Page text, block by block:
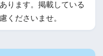
ります。掲載している
くださいませ。